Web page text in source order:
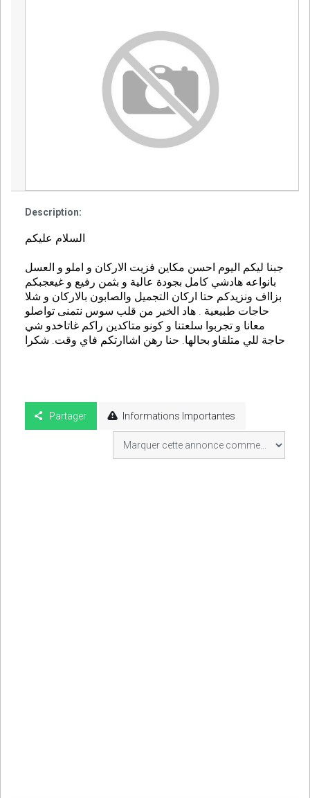
Description:
السلام عليكم
جبنا ليكم اليوم احسن مكاين فزيت الاركان و املو و العسل
بانواعه هادشي كامل بجودة عالية و بثمن رفيع و غيعجبكم
بزااف ونزيدكم حتا اركان التجميل والصابون بالاركان و شلا
حاجات طبيعية . هاد الخير من قلب سوس نتمنى تواصلو
معانا و تجربوا سلعتنا و كونو متاكدين راكم غاتاخدو شي
حاجة للي متلقاو بحالها. حنا رهن اشاارتكم فاي وقت. شكرا
Partager Informations Importantes